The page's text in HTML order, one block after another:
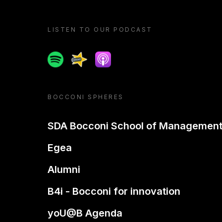
LISTEN TO OUR PODCAST
SpotifySpreakerApple podcast
BOCCONI SPHERES
SDA Bocconi School of Management
Egea
Alumni
B4i - Bocconi for innovation
yoU@B Agenda